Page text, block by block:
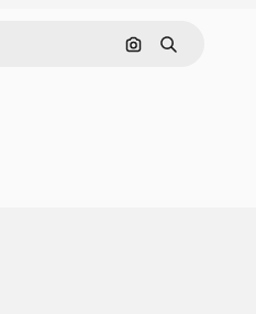
Nach Bild suchen
Suchen